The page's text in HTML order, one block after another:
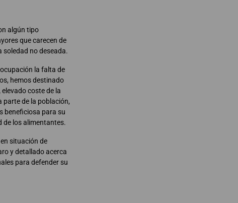
algún tipo
que carecen de
soledad no deseada.
la falta de
hemos destinado
coste de la
parte de la población,
beneficiosa para su
de los alimentantes.
situación de
y detallado acerca
para defender su